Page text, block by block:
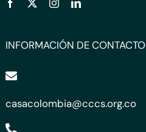
INFORMACIÓN DE CONTACTO
casacolombia@cccs.org.co